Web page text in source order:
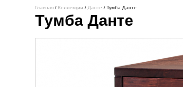
Главная / Коллекции / Данте / Тумба Данте
Тумба Данте